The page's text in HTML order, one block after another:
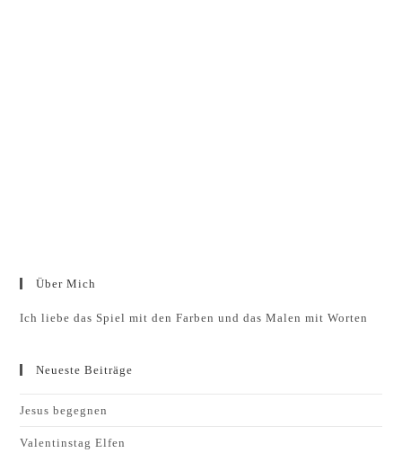
Über Mich
Ich liebe das Spiel mit den Farben und das Malen mit Worten
Neueste Beiträge
Jesus begegnen
Valentinstag Elfen